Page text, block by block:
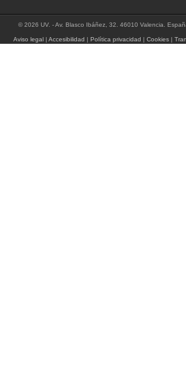
© 2026 UV. - Av. Blasco Ibáñez, 32. 46010 Valencia.
Aviso legal| Accesibilidad | Política privacidad | Cookies|